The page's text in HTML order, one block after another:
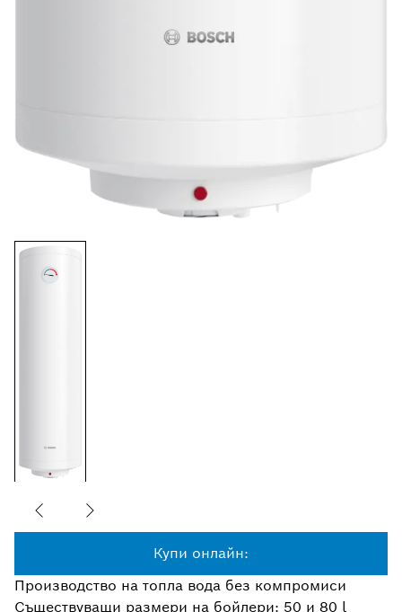
Купи онлайн:
Производство на топла вода без компромиси
Съществуващи размери на бойлери: 50 и 80 l